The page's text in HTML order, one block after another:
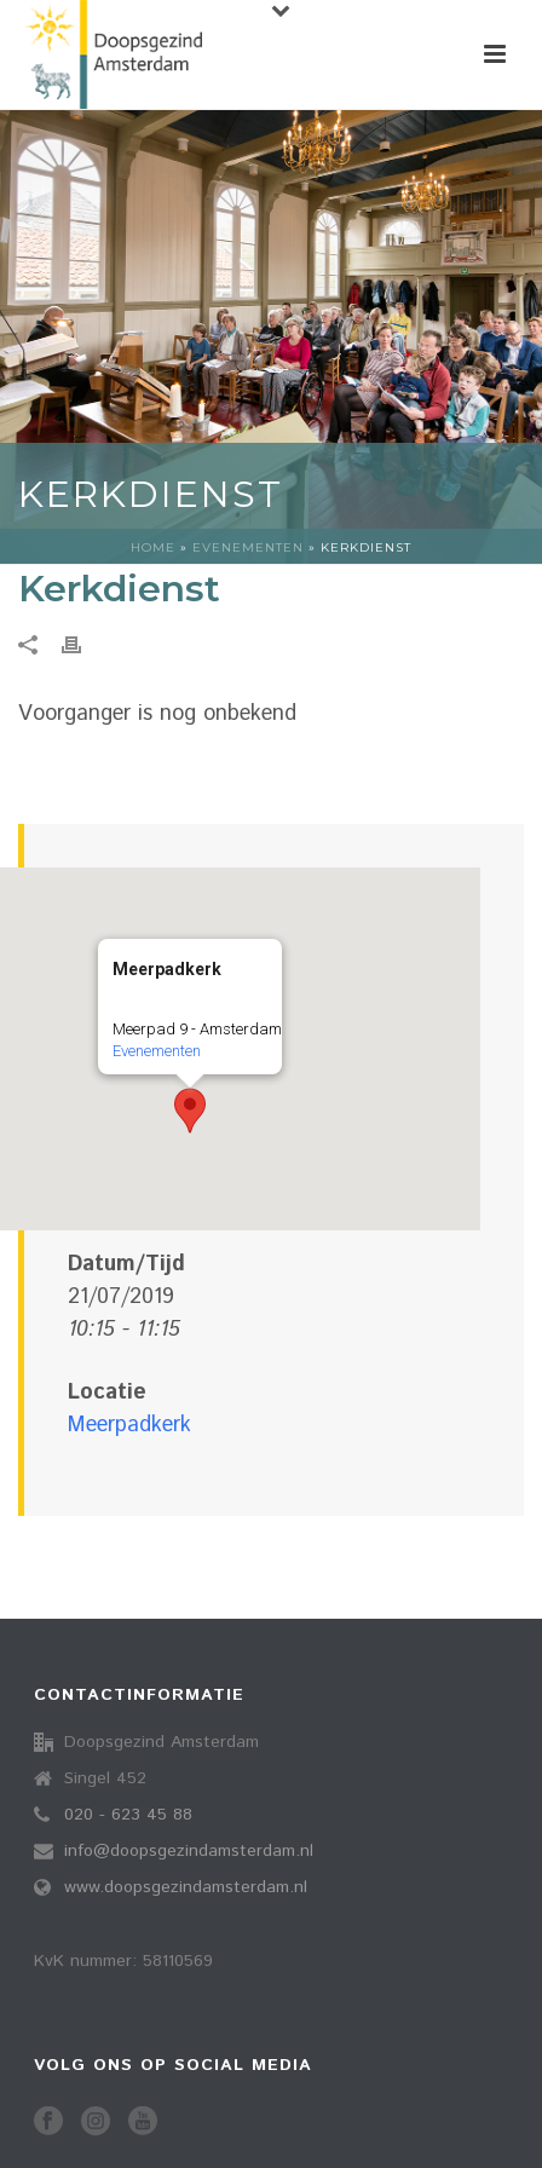
KERKDIENST
HOME » EVENEMENTEN » KERKDIENST
Kerkdienst
Voorganger is nog onbekend
Meerpadkerk
Meerpad 9 - Amsterdam
Evenementen
Datum/Tijd
21/07/2019
10:15 - 11:15
Locatie
Meerpadkerk
CONTACTINFORMATIE
Doopsgezind Amsterdam
Singel 452
020 - 623 45 88
info@doopsgezindamsterdam.nl
www.doopsgezindamsterdam.nl
KvK nummer: 58110569
VOLG ONS OP SOCIAL MEDIA